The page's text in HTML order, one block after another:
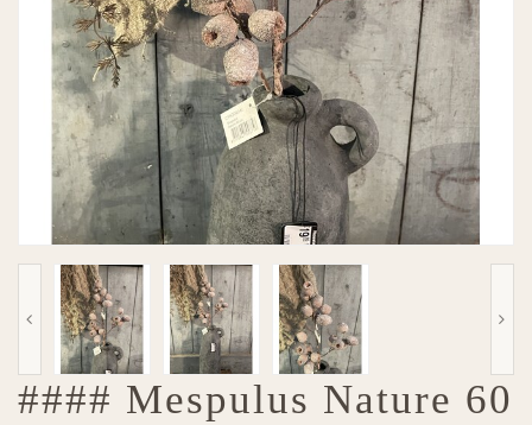
#### Mespulus Nature 60